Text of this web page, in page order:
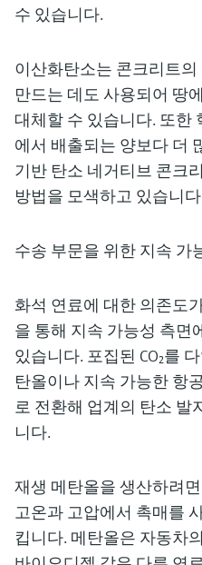
수 있습니다.
이산화탄소는 콘크리트
만드는 데도 사용되어 땅
대체할 수 있습니다. 또한
에서 배출되는 양보다 더
기반 탄소 네거티브 콘크
방법을 모색하고 있습니
수송 부문을 위한 지속 가
화석 연료에 대한 의존도
을 통해 지속 가능성 측면
있습니다. 포집된 CO₂를
탄올이나 지속 가능한 항
로 전환해 업계의 탄소 발
니다.
재생 메탄올을 생산하려
고온과 고압에서 촉매를
킵니다. 메탄올은 자동차